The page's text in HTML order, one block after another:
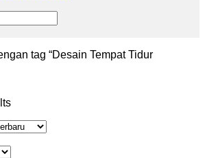
tag “Desain Tempat Tidur